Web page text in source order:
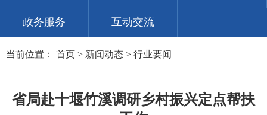
政务服务 互动交流
当前位置： 首页 > 新闻动态 > 行业要闻
省局赴十堰竹溪调研乡村振兴定点帮扶